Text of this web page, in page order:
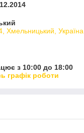
Хмельницький, Україна
з 10:00 до 18:00
графік роботи